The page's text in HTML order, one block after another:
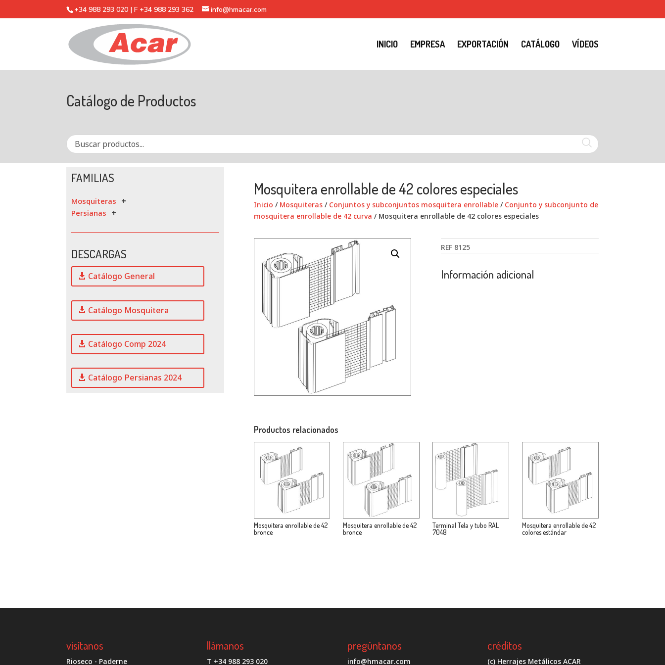
+34 988 293 020 | F +34 988 293 362 info@hmacar.com
INICIO EMPRESA EXPORTACIÓN CATÁLOGO VÍDEOS
Catálogo de Productos
FAMILIAS
Mosquiteras
Persianas
DESCARGAS
Catálogo General
Catálogo Mosquitera
Catálogo Comp 2024
Catálogo Persianas 2024
Mosquitera enrollable de 42 colores especiales
Inicio / Mosquiteras/ Conjuntos y subconjuntos mosquitera enrollable/ Conjunto y subconjunto de
mosquitera enrollable de 42 curva / Mosquitera enrollable de 42 colores especiales
REF 8125
Información adicional
Productos relacionados
Mosquitera enrollable de 42
bronce
Mosquitera enrollable de 42
bronce
Terminal Tela y tubo RAL
7048
Mosquitera enrollable de 42
colores estándar
visítanos
Rioseco - Paderne
llámanos
T +34 988 293 020
pregúntanos
info@hmacar.com
créditos
(c) Herrajes Metálicos ACAR